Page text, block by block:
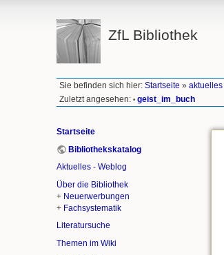
ZfL Bibliothek
Sie befinden sich hier:Startseite »aktuelles
Zuletzt angesehen: • geist_im_buch
Startseite
Bibliothekskatalog
Aktuelles - Weblog
Über die Bibliothek
+ Neuerwerbungen
+ Fachsystematik
Literatursuche
Themen im Wiki